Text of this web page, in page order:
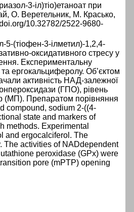
3-іл)тіо)етаноат при
О. Веретельник, М. Красько,
10.32782/2522-9680-
5-(тіофен-3-ілметил)-1,2,4-
оксидативного стресу у
Експериментальну
ергокальциферолу. Об’єктом
активність НАД-залежної
(ГПО), рівень
(МП). Препаратом порівняння
compound, sodium 2-((4-
state and markers of
methods. Experimental
and ergocalciferol. The
The activities of NADdependent
peroxidase (GPx) were
pore (mPTP) opening